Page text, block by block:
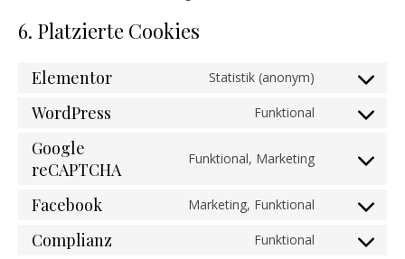
6. Platzierte Cookies
Elementor Statistik (anonym)
Consent to
WordPress Funktional
Consent to
Google
reCAPTCHA
Funktional, Marketing
Consent to
Facebook Marketing, Funktional
Consent to
Complianz Funktional
Consent to